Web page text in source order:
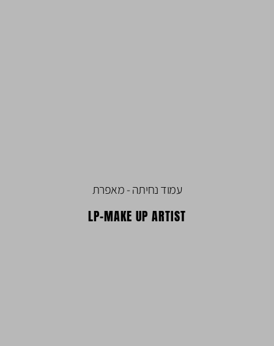
עמוד נחיתה - מאפרת
LP-MAKE UP ARTIST